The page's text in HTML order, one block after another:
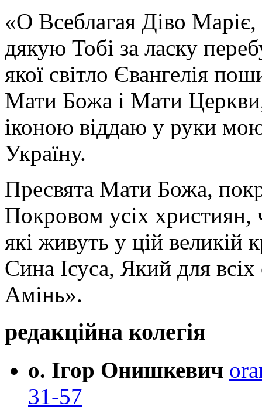
«О Всеблагая Діво
дякую Тобі за ласку
якої світло Євангелія
Мати Божа і Мати
іконою віддаю у руки
Україну.
Пресвята Мати Божа,
Покровом усіх християн,
які живуть у цій великій
Сина Ісуса, Який для
Амінь».
редакційна колегія
о. Ігор Онишкевич
31-57